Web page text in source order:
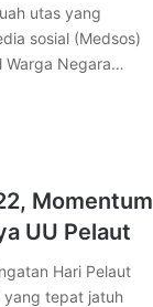
utas yang
sosial (Medsos)
Warga Negara…
Momentum
UU Pelaut
Hari Pelaut
yang tepat jatuh